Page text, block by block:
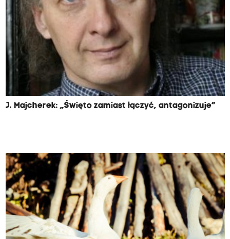
J. Majcherek: „Święto zamiast łączyć, antagonizuje”